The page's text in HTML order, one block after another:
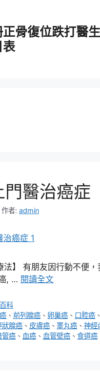
骨復位跌打醫
表
門醫治癌症
作者: admin
法】 有朋友因行動不便
, … 閱讀全文
科
、前列腺癌 、 卵巢癌 、 口腔癌 、
狀腺癌 、 皮膚癌 、 睪丸癌 、 神經
管癌 、 血癌 、 血管壁癌 、 食道癌